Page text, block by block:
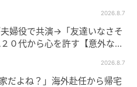
始まったことではありませ
ずっと非常識でした。
2026.8.7
婦役で共演→「友達いなさそ
０代から心を許す【意外な親
2026.8.7
だよね？」海外赴任から帰宅